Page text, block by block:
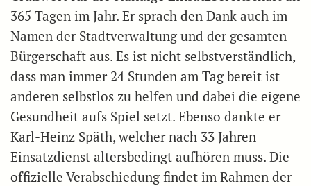
365 Tagen im Jahr. Er sprach den Dank auch im
Namen der Stadtverwaltung und der gesamten
Bürgerschaft aus. Es ist nicht selbstverständlich,
dass man immer 24 Stunden am Tag bereit ist
anderen selbstlos zu helfen und dabei die eigene
Gesundheit aufs Spiel setzt. Ebenso dankte er
Karl-Heinz Späth, welcher nach 33 Jahren
Einsatzdienst altersbedingt aufhören muss. Die
offizielle Verabschiedung findet im Rahmen der